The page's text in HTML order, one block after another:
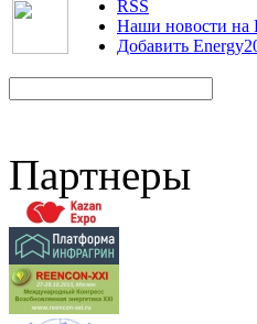
RSS
Наши новости на
Добавить
Партнеры